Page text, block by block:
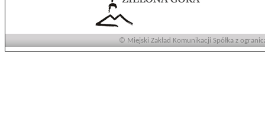
© Miejski Zakład Komunikacji Spółka z